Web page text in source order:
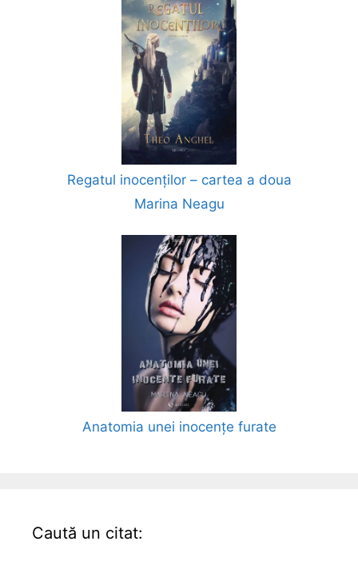
Regatul inocenților – cartea a doua
Marina Neagu
Anatomia unei inocențe furate
Caută un citat: